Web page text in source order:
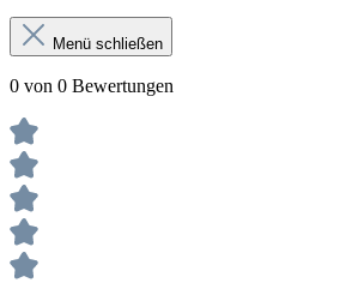
Menü schließen
0 von 0 Bewertungen